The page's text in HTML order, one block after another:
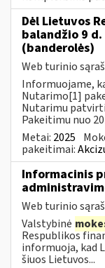
Dėl Lietuvos
balandžio 9
(banderolės)
Web turinio
Informuojame,
Nutarimo[1]
Nutarimu
Pakeitimu nuo
Metai: 2025
pakeitimai:
Informacinis
Web turinio
Valstybinė
Respublikos
informuoja, kad
šiuos Lietuvos...